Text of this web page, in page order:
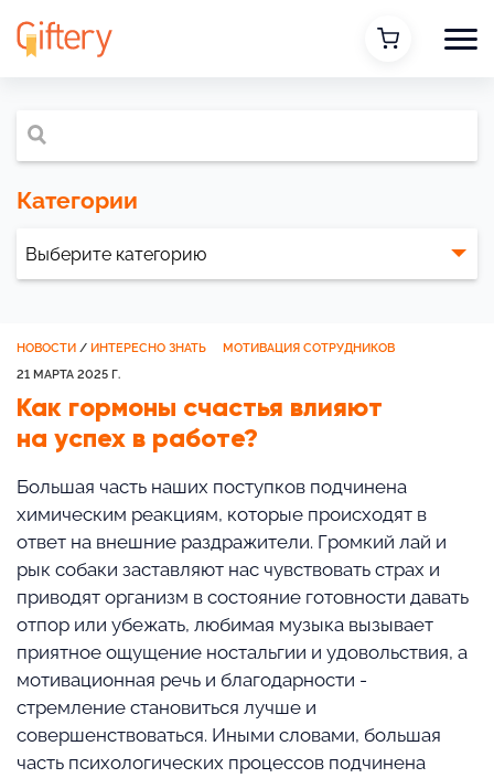
Категории
НОВОСТИ / ИНТЕРЕСНО ЗНАТЬ
МОТИВАЦИЯ СОТРУДНИКОВ
21 МАРТА 2025 Г.
Как гормоны счастья влияют
на успех в работе?
Большая часть наших поступков подчинена
химическим реакциям, которые происходят в
ответ на внешние раздражители. Громкий лай и
рык собаки заставляют нас чувствовать страх и
приводят организм в состояние готовности давать
отпор или убежать, любимая музыка вызывает
приятное ощущение ностальгии и удовольствия, а
мотивационная речь и благодарности -
стремление становиться лучше и
совершенствоваться. Иными словами, большая
часть психологических процессов подчинена